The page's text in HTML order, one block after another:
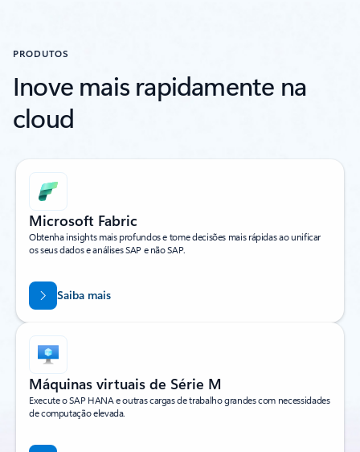
PRODUTOS
Inove mais rapidamente na
cloud
Microsoft Fabric
Obtenha insights mais profundos e tome decisões mais rápidas ao unificar
os seus dados e análises SAP e não SAP.
Saiba mais
Máquinas virtuais de Série M
Execute o SAP HANA e outras cargas de trabalho grandes com necessidades
de computação elevada.